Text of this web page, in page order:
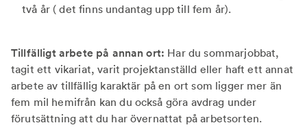
två år ( det finns undantag upp till fem år).
Tillfälligt arbete på annan ort: Har du sommarjobbat,
tagit ett vikariat, varit projektanställd eller haft ett annat
arbete av tillfällig karaktär på en ort som ligger mer än
fem mil hemifrån kan du också göra avdrag under
förutsättning att du har övernattat på arbetsorten.